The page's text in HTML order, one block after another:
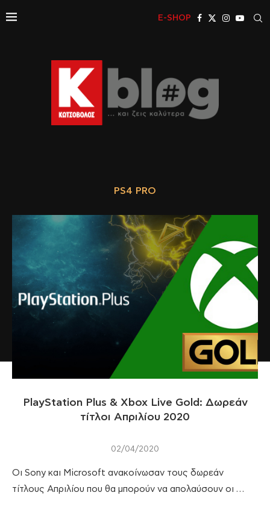
E-SHOP
PS4 PRO
PlayStation Plus & Xbox Live Gold: Δωρεάν
τίτλοι Απριλίου 2020
02/04/2020
Οι Sony και Microsoft ανακοίνωσαν τους δωρεάν
τίτλους Απριλίου που θα μπορούν να απολαύσουν οι …